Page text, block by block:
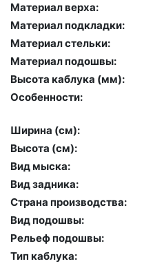
Материал верха:
Материал подкладки:
Материал стельки:
Материал подошвы:
Высота каблука (мм):
Особенности:
Ширина (см):
Высота (cм):
Вид мыска:
Вид задника:
Страна производства:
Вид подошвы:
Рельеф подошвы:
Тип каблука: